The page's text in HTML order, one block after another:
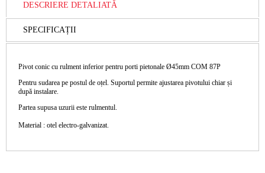
DESCRIERE DETALIATĂ
SPECIFICAȚII
Pivot conic cu rulment inferior pentru porti pietonale Ø45mm COM 87P
Pentru sudarea pe postul de oțel. Suportul permite ajustarea pivotului chiar și
după instalare.
Partea supusa uzurii este rulmentul.
Material : otel electro-galvanizat.